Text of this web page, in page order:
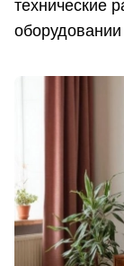
технические
оборудовании